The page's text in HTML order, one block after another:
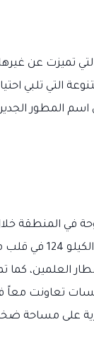
تميزت عن
التي تلبي
المطور
المنطقة خلال
بكافة عوامل النجاح
العلمين، كما
من الطراز اليوناني خاصة
ضخمة تقدر